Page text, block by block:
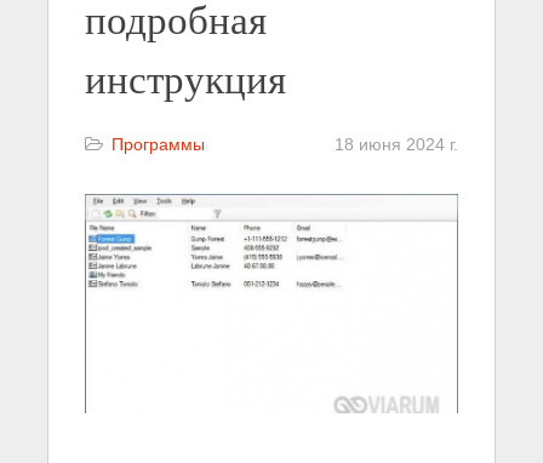
подробная
инструкция
Программы 18 июня 2024 г.